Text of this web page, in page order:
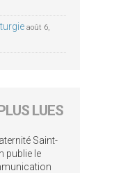
août 6,
LUES
Saint-
publie le